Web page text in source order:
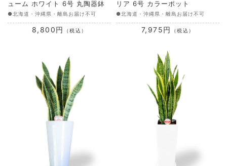
ューム ホワイト 6号 丸陶器鉢
●北海道・沖縄県・離島お届け不可
8,800円 （税込）
リア 6号 カラーポット
●北海道・沖縄県・離島お届け不可
7,975円 （税込）